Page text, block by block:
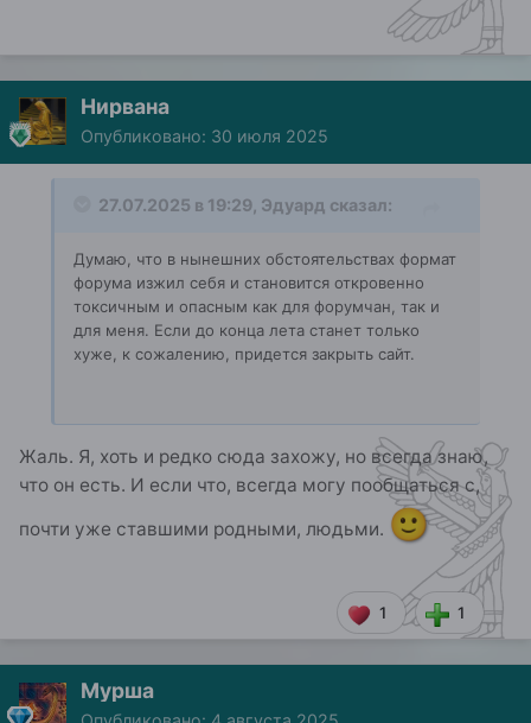
Нирвана
Опубликовано: 30 июля 2025
27.07.2025 в 19:29, Эдуард сказал:
Думаю, что в нынешних обстоятельствах формат
форума изжил себя и становится откровенно
токсичным и опасным как для форумчан, так и
для меня. Если до конца лета станет только
хуже, к сожалению, придется закрыть сайт.
Жаль. Я, хоть и редко сюда захожу, но всегда знаю,
что он есть. И если что, всегда могу пообщаться с,
почти уже ставшими родными, людьми. 🙂
1 1
Мурша